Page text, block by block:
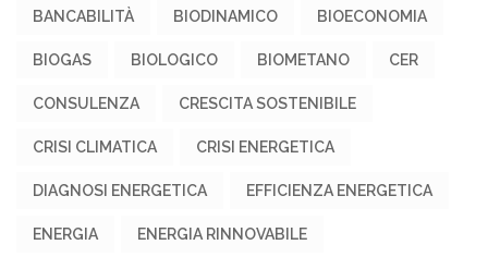
BANCABILITÀ BIODINAMICO BIOECONOMIA
BIOGAS BIOLOGICO BIOMETANO CER
CONSULENZA CRESCITA SOSTENIBILE
CRISI CLIMATICA CRISI ENERGETICA
DIAGNOSI ENERGETICA EFFICIENZA ENERGETICA
ENERGIA ENERGIA RINNOVABILE